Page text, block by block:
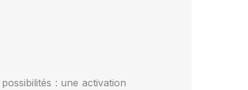
: une activation